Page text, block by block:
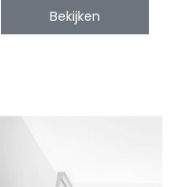
Bekijken